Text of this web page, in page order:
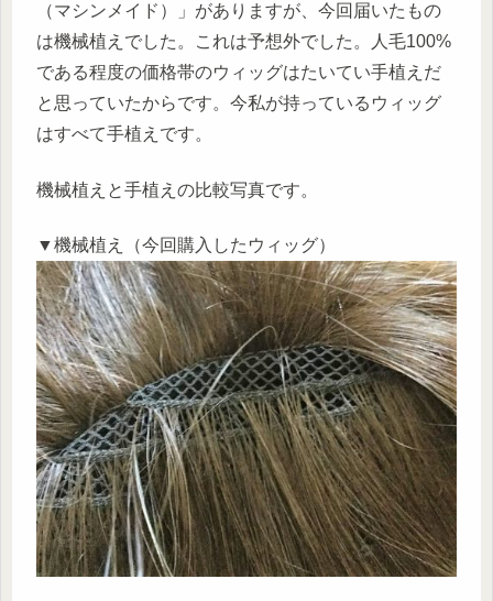
（マシンメイド）」がありますが、今回届いたもの
は機械植えでした。これは予想外でした。人毛100%
である程度の価格帯のウィッグはたいてい手植えだ
と思っていたからです。今私が持っているウィッグ
はすべて手植えです。
機械植えと手植えの比較写真です。
▼機械植え（今回購入したウィッグ）